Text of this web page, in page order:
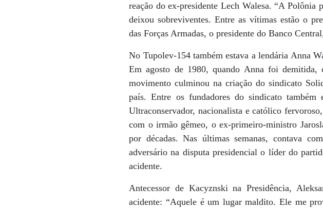
reação do ex-presidente Lech Walesa. “A Polônia
deixou sobreviventes. Entre as vítimas estão o
das Forças Armadas, o presidente do Banco
No Tupolev-154 também estava a lendária Anna
Em agosto de 1980, quando Anna foi demitida,
movimento culminou na criação do sindicato
país. Entre os fundadores do sindicato
Ultraconservador, nacionalista e católico
com o irmão gêmeo, o ex-primeiro-ministro
por décadas. Nas últimas semanas, contava
adversário na disputa presidencial o líder do
acidente.
Antecessor de Kacyznski na Presidência,
acidente: “Aquele é um lugar maldito. Ele me